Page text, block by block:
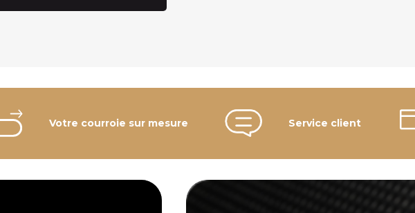
Votre courroie sur mesure Service client